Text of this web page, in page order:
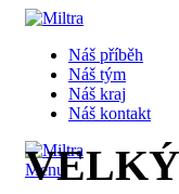
Náš příběh
Náš tým
Náš kraj
Náš kontakt
Menu